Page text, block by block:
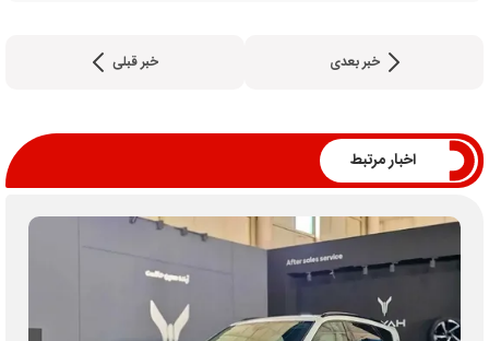
خبر بعدی خبر قبلی
اخبار مرتبط